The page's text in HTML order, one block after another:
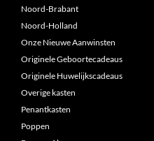
Noord-Brabant
Noord-Holland
Onze Nieuwe Aanwinsten
Originele Geboortecadeaus
Originele Huwelijkscadeaus
Overige kasten
Penantkasten
Poppen